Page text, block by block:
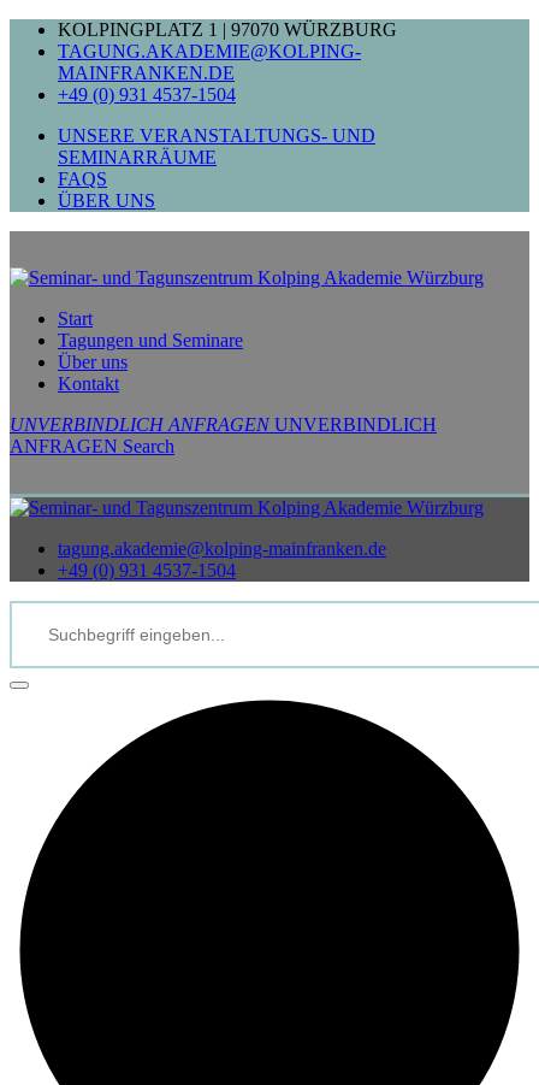
Zum
Inhalt
springen
KOLPINGPLATZ 1 | 97070 WÜRZBURG
TAGUNG.AKADEMIE@KOLPING-
MAINFRANKEN.DE
+49 (0) 931 4537-1504
UNSERE VERANSTALTUNGS- UND
SEMINARRÄUME
FAQS
ÜBER UNS
Start
Tagungen und Seminare
Über uns
Kontakt
UNVERBINDLICH ANFRAGEN UNVERBINDLICH
ANFRAGEN Search
tagung.akademie@kolping-mainfranken.de
+49 (0) 931 4537-1504